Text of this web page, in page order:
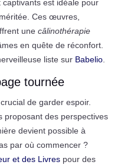
est idéale pour
Ces œuvres,
une câlinothérapie
en quête de réconfort.
liste sur Babelio.
tournée
de garder espoir.
proposant des perspectives
devient possible à
par où commencer ?
et des Livrespour des